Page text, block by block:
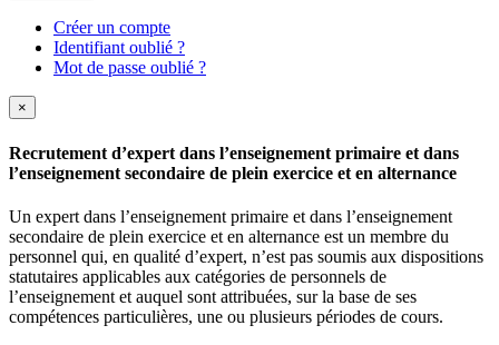
Créer un compte
Identifiant oublié ?
Mot de passe oublié ?
×
Recrutement d’expert dans l’enseignement primaire et dans
l’enseignement secondaire de plein exercice et en alternance
Un expert dans l’enseignement primaire et dans l’enseignement
secondaire de plein exercice et en alternance est un membre du
personnel qui, en qualité d’expert, n’est pas soumis aux dispositions
statutaires applicables aux catégories de personnels de
l’enseignement et auquel sont attribuées, sur la base de ses
compétences particulières, une ou plusieurs périodes de cours.